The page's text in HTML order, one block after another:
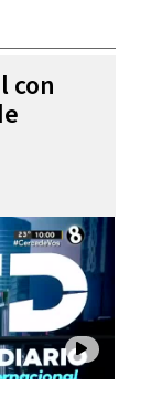
con